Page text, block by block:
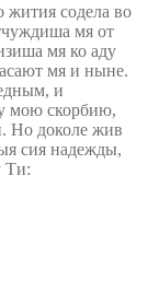
жития содела во
мя от
мя ко аду
мя и ныне.
и
мою скорбию,
Но доколе жив
сия надежды,
Ти: